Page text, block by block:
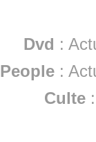
Dvd :
People :
Culte :